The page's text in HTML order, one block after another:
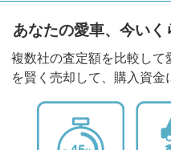
あなたの愛車、今いく
複数社の査定額を比較し
を賢く売却して、購入資金